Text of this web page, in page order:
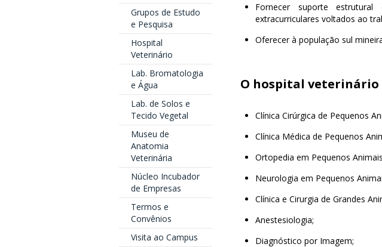
Grupos de Estudo
e Pesquisa
Hospital
Veterinário
Lab. Bromatologia
e Água
Lab. de Solos e
Tecido Vegetal
Museu de
Anatomia
Veterinária
Núcleo Incubador
de Empresas
Termos e
Convênios
Visita ao Campus
Fornecer suporte
extracurriculares voltados ao
Oferecer à população sul
O hospital veterinário
Clínica Cirúrgica de Pequenos
Clínica Médica de Pequenos
Ortopedia em Pequenos
Neurologia em Pequenos
Clínica e Cirurgia de Grandes
Anestesiologia;
Diagnóstico por Imagem;